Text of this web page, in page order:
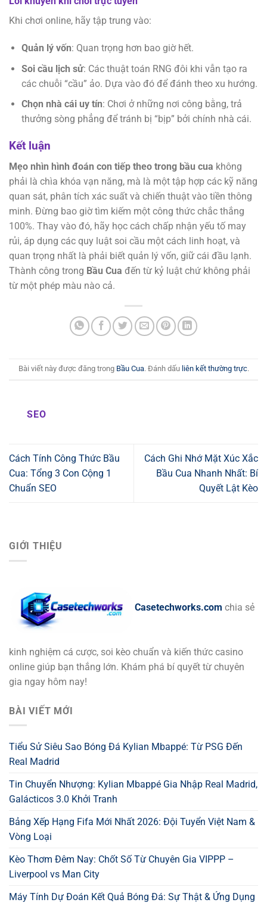
Khi chơi online, hãy tập trung vào:
Quản lý vốn: Quan trọng hơn bao giờ hết.
Soi cầu lịch sử: Các thuật toán RNG đôi khi vẫn tạo ra
các chuỗi “cầu” ảo. Dựa vào đó để đánh theo xu hướng.
Chọn nhà cái uy tín: Chơi ở những nơi công bằng, trả
thưởng sòng phẳng để tránh bị “bịp” bởi chính nhà cái.
Kết luận
Mẹo nhìn hình đoán con tiếp theo trong bầu cua không
phải là chìa khóa vạn năng, mà là một tập hợp các kỹ năng
quan sát, phân tích xác suất và chiến thuật vào tiền thông
minh. Đừng bao giờ tìm kiếm một công thức chắc thắng
100%. Thay vào đó, hãy học cách chấp nhận yếu tố may
rủi, áp dụng các quy luật soi cầu một cách linh hoạt, và
quan trọng nhất là phải biết quản lý vốn, giữ cái đầu lạnh.
Thành công trong Bầu Cua đến từ kỷ luật chứ không phải
từ một phép màu nào cả.
Bài viết này được đăng trong Bầu Cua. Đánh dấu liên kết thường trực.
SEO
Cách Tính Công Thức Bầu
Cua: Tổng 3 Con Cộng 1
Chuẩn SEO
Cách Ghi Nhớ Mặt Xúc Xắc
Bầu Cua Nhanh Nhất: Bí
Quyết Lật Kèo
GIỚI THIỆU
Casetechworks.com chia sẻ
kinh nghiệm cá cược, soi kèo chuẩn và kiến thức casino
online giúp bạn thắng lớn. Khám phá bí quyết từ chuyên
gia ngay hôm nay!
BÀI VIẾT MỚI
Tiểu Sử Siêu Sao Bóng Đá Kylian Mbappé: Từ PSG Đến
Real Madrid
Tin Chuyển Nhượng: Kylian Mbappé Gia Nhập Real Madrid,
Galácticos 3.0 Khởi Tranh
Bảng Xếp Hạng Fifa Mới Nhất 2026: Đội Tuyển Việt Nam &
Vòng Loại
Kèo Thơm Đêm Nay: Chốt Số Từ Chuyên Gia VIPPP –
Liverpool vs Man City
Máy Tính Dự Đoán Kết Quả Bóng Đá: Sự Thật & Ứng Dụng